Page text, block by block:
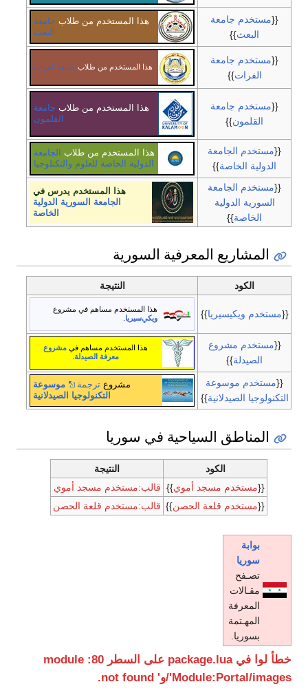
{{مستخدم جامعة
البعث}}
هذا المستخدم من طلاب جامعة
البعث
{{مستخدم جامعة
الفرات}}
هذا المستخدم من طلاب جامعة الفرات
{{مستخدم جامعة
القلمون}}
هذا المستخدم من طلاب جامعة
القلمون
{{مستخدم الجامعة
الدولية الخاصة}}
هذا المستخدم من طلاب الجامعة
الدولية الخاصة للعلوم والتكنلوجيا
{{مستخدم الجامعة
السورية الدولية
الخاصة}}
هذا المستخدم يدرس في
الجامعة السورية الدولية
الخاصة
المشاريع المعرفية السورية
الكود النتيجة
{{مستخدم ويكيسيريا}}
هذا المستخدم مساهم في مشروع
ويكي‌سيريا.
{{مستخدم مشروع
الصيدلة}}
هذا المستخدم مساهم في مشروع
معرفة الصيدلة.
{{مستخدم موسوعة
التكنولوجيا الصيدلانية}}
مشروع ترجمة
موسوعة
التكنولوجيا الصيدلانية
المناطق السياحية في سوريا
الكود
النتيجة
{{مستخدم مسجد أموي}} قالب:مستخدم مسجد أموي
{{مستخدم قلعة الحصن}} قالب:مستخدم قلعة الحصن
بوابة
سوريا
تصـفح
مقـالات
المعرفة
المهـتمة
بسوريا.
خطأ لوا في package.lua على السطر 80: module
'Module:Portal/images/و' not found.